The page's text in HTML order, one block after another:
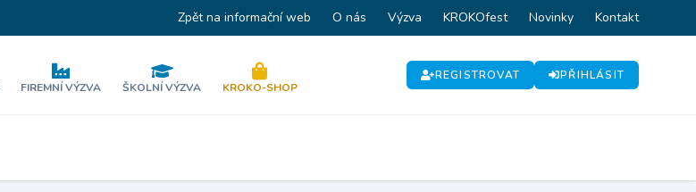
Zpět na informační web O nás Výzva KROKOfest Novinky Kontakt
FIREMNÍ VÝZVA ŠKOLNÍ VÝZVA KROKO-SHOP
REGISTROVAT PŘIHLÁSIT